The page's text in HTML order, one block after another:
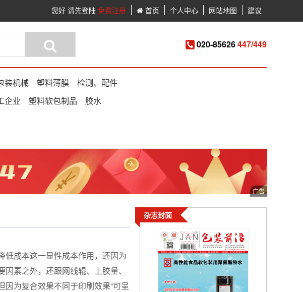
您好 请先登陆 免费注册 首页 个人中心 网站地图 建议
020-85626447/449
装机械 塑料薄膜
检测、配件
企业
塑料软包制品
胶水
低成本这一显性成本作用，还因为
素之外，还跟网线辊、上胶量、
为复合效果不同于印刷效果“可呈
杂志封面